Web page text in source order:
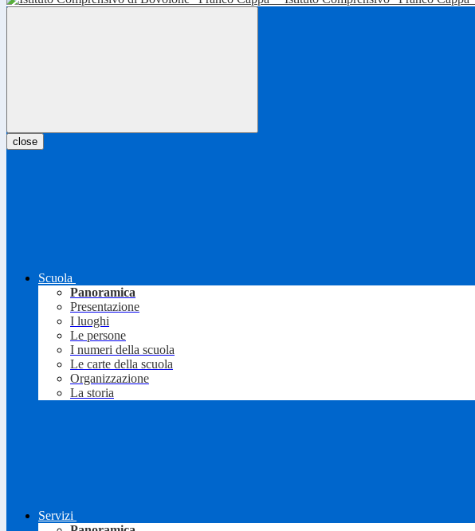
close
Scuola
Panoramica
Presentazione
I luoghi
Le persone
I numeri della scuola
Le carte della scuola
Organizzazione
La storia
Servizi